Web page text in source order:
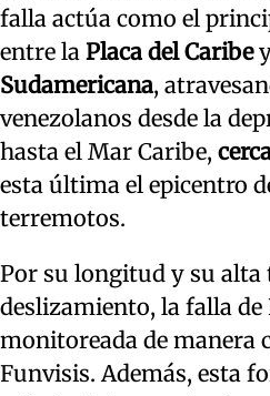
falla actúa como el
entre la Placa del Caribe
Sudamericana,
venezolanos desde la
hasta el Mar Caribe,
esta última el epicentro
terremotos.
Por su longitud y su alta
deslizamiento, la falla de
monitoreada de manera
Funvisis. Además, esta